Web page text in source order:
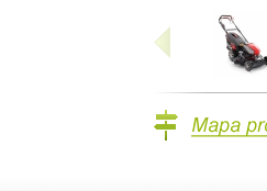
«
Mapa prodejců